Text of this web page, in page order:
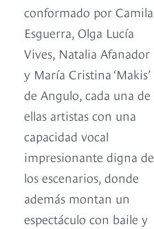
conformado por Camila
Esguerra, Olga Lucía
Vives, Natalia Afanador
y María Cristina ‘Makis’
de Angulo, cada una de
ellas artistas con una
capacidad vocal
impresionante digna de
los escenarios, donde
además montan un
espectáculo con baile y